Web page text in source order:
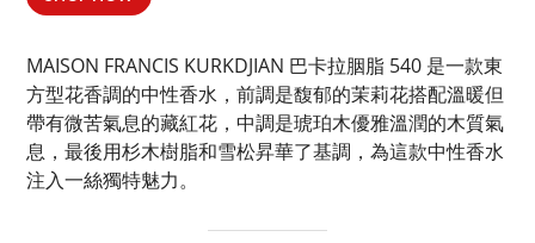
MAISON FRANCIS KURKDJIAN 巴卡拉胭脂 540 是一款東
方型花香調的中性香水，前調是馥郁的茉莉花搭配溫暖但
帶有微苦氣息的藏紅花，中調是琥珀木優雅溫潤的木質氣
息，最後用杉木樹脂和雪松昇華了基調，為這款中性香水
注入一絲獨特魅力。